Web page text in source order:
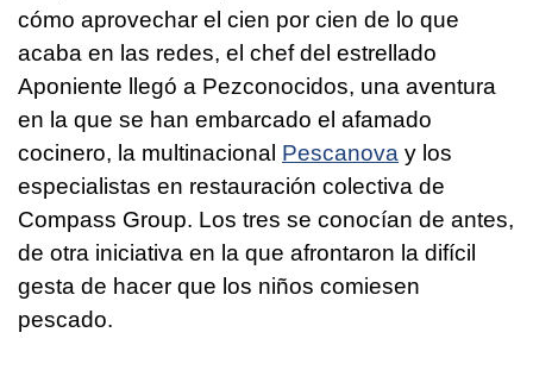
cómo aprovechar el cien por cien de lo que
acaba en las redes, el chef del estrellado
Aponiente llegó a Pezconocidos, una aventura
en la que se han embarcado el afamado
cocinero, la multinacional Pescanova y los
especialistas en restauración colectiva de
Compass Group. Los tres se conocían de antes,
de otra iniciativa en la que afrontaron la difícil
gesta de hacer que los niños comiesen
pescado.